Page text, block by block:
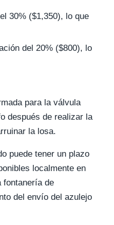
30% ($1,350), lo que
del 20% ($800), lo
para la válvula
después de realizar la
la losa.
puede tener un plazo
localmente en
fontanería de
del envío del azulejo